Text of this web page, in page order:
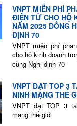
VNPT MIỄN PHÍ
ĐIỆN TỬ CHO HỘ
NĂM 2025 ĐỒNG
ĐỊNH 70
VNPT miễn phí
cho hộ kinh doanh
cùng Nghị định 70
VNPT ĐẠT TOP 3
NINH MẠNG THẾ
VNPT đạt TOP 3
mạng thế giới